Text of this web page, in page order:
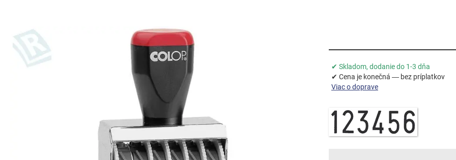
Preskočiť
na
galérie
✔ Skladom, dodanie do 1-3 dňa
✔ Cena je konečná — bez príplatkov
Viac o doprave